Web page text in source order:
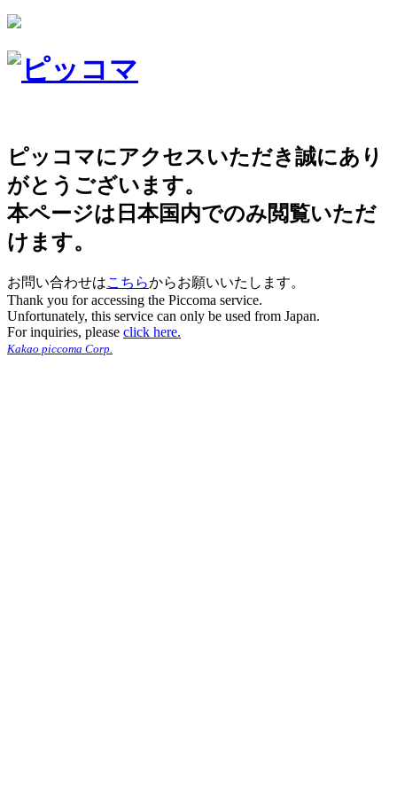
ピッコマにアクセスいただき誠にあり
がとうございます。
本ページは日本国内でのみ閲覧いただ
けます。
お問い合わせはこちらからお願いいたします。
Thank you for accessing the Piccoma service.
Unfortunately, this service can only be used from Japan.
For inquiries, please click here.
Kakao piccoma Corp.